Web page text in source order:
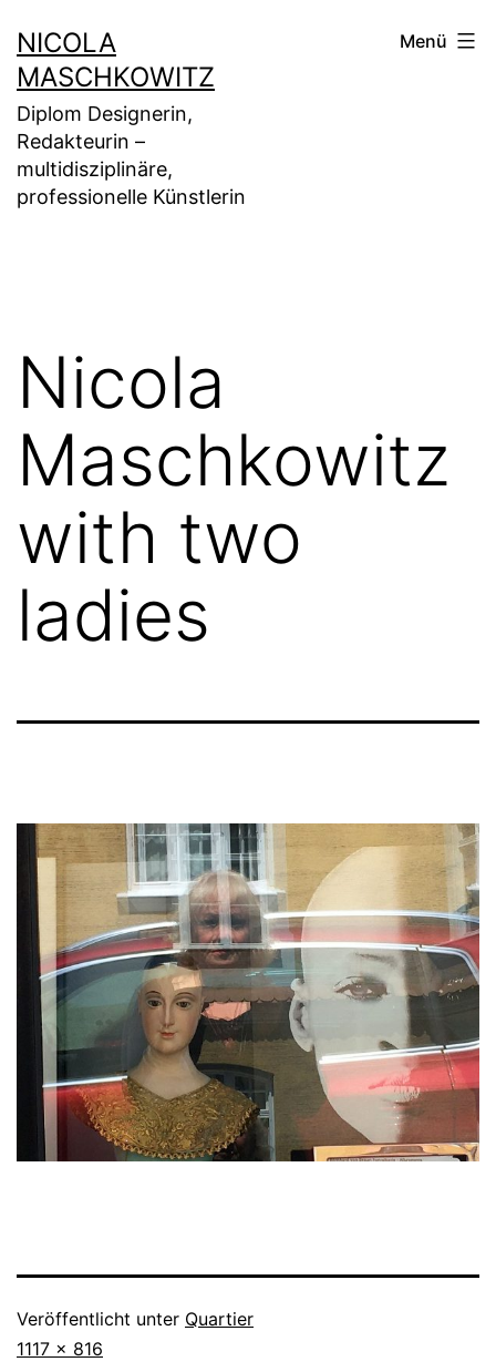
Inhalt
springen
NICOLA
MASCHKOWITZ
Diplom Designerin,
Redakteurin –
multidisziplinäre,
professionelle Künstlerin
Menü
Nicola
Maschkowitz
with two
ladies
Veröffentlicht unter Quartier
Originalgröße
1117 × 816